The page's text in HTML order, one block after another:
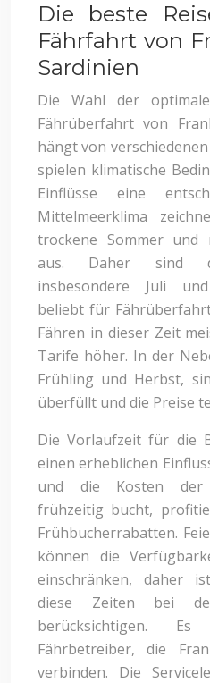
Die beste
Fährfahrt von
Sardinien
Die Wahl der
Fährüberfahrt von
hängt von
spielen klimatische
Einflüsse eine
Mittelmeerklima
trockene Sommer und
aus. Daher sind
insbesondere Juli
beliebt für
Fähren in dieser Zeit
Tarife höher. In der
Frühling und Herbst,
überfüllt und die Preise
Die Vorlaufzeit für die
einen erheblichen
und die Kosten der
frühzeitig bucht,
Frühbucherrabatten.
können die
einschränken, daher
diese Zeiten bei
berücksichtigen.
Fährbetreiber, die
verbinden. Die